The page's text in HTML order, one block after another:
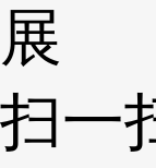
展
扫一